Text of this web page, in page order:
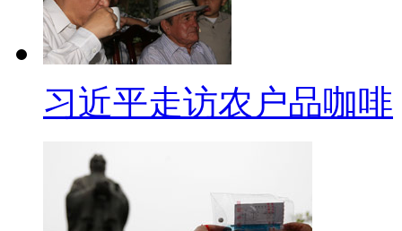
路的建设条件等等大约这些条
安宁炼化厂失地村民安置问题【
化项目召开的恳谈会上，针对
题，昆明市市长李文荣做出了
要把环境摆在第一位，同时要
果，对待这个问题，你们拥护
习近平走访农户品咖啡